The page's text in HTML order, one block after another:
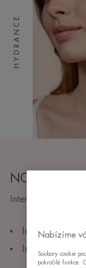
HYDRANCE
NORMA
Intenzivní
Intenzivní a
Inovativní
Nabízíme
Soubory cookie
pokročilé funkce.